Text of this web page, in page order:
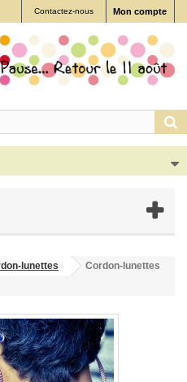
Mon compte
Contactez-nous
lunettes
Cordon-lunettes